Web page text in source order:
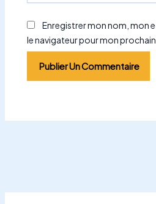
Enregistrer mon nom, mon
le navigateur pour mon